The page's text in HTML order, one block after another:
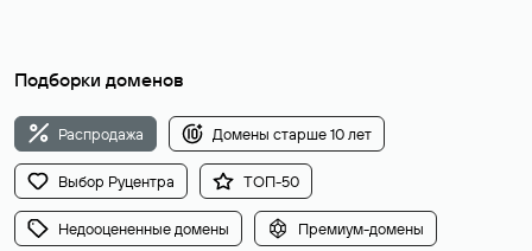
Подборки доменов
Распродажа Домены старше 10 лет
Выбор Руцентра ТОП-50
Недооцененные домены Премиум-домены